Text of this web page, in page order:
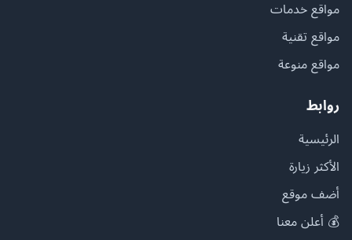
مواقع خدمات
مواقع تقنية
مواقع منوعة
روابط
الرئيسية
الأكثر زيارة
أضف موقع
💰 أعلن معنا